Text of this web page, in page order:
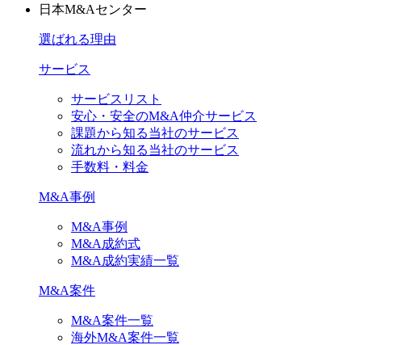
日本M&Aセンター
選ばれる理由
サービス
サービスリスト
安心・安全のM&A仲介サービス
課題から知る当社のサービス
流れから知る当社のサービス
手数料・料金
M&A事例
M&A事例
M&A成約式
M&A成約実績一覧
M&A案件
M&A案件一覧
海外M&A案件一覧